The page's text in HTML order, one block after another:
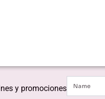
y promociones